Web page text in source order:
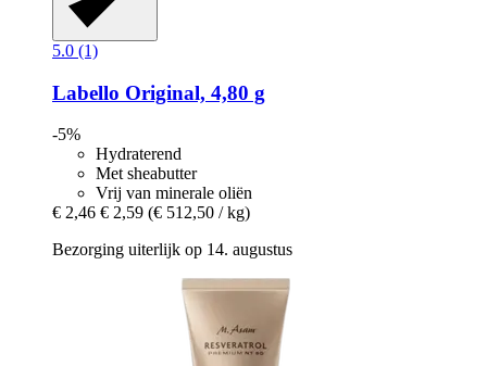
5.0 (1)
Labello Original, 4,80 g
-5%
Hydraterend
Met sheabutter
Vrij van minerale oliën
€ 2,46 € 2,59 (€ 512,50 / kg)
Bezorging uiterlijk op 14. augustus